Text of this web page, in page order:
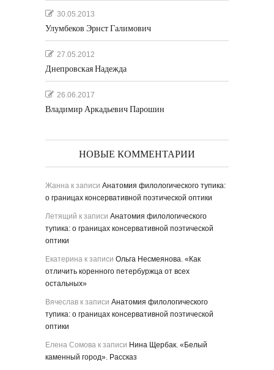
30.05.2013
Улумбеков Эрнст Галимович
27.05.2012
Днепровская Надежда
26.06.2017
Владимир Аркадьевич Парошин
НОВЫЕ КОММЕНТАРИИ
Жанна к записи Анатомия филологического тупика:
о границах консервативной поэтической оптики
Летящий к записи Анатомия филологического
тупика: о границах консервативной поэтической
оптики
Екатерина к записи Ольга Несмеянова. «Как
отличить коренного петербуржца от всех
остальных»
Вячеслав к записи Анатомия филологического
тупика: о границах консервативной поэтической
оптики
Елена Сомова к записи Нина Щербак. «Белый
каменный город». Рассказ